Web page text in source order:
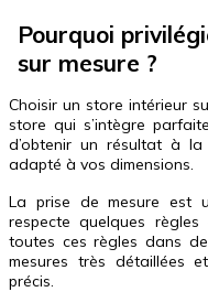
Pourquoi
sur mesure ?
Choisir un store intérieur
store qui s’intègre
d’obtenir un résultat à
adapté à vos dimensions.
La prise de mesure est
respecte quelques
toutes ces règles dans
mesures très détaillées
précis.